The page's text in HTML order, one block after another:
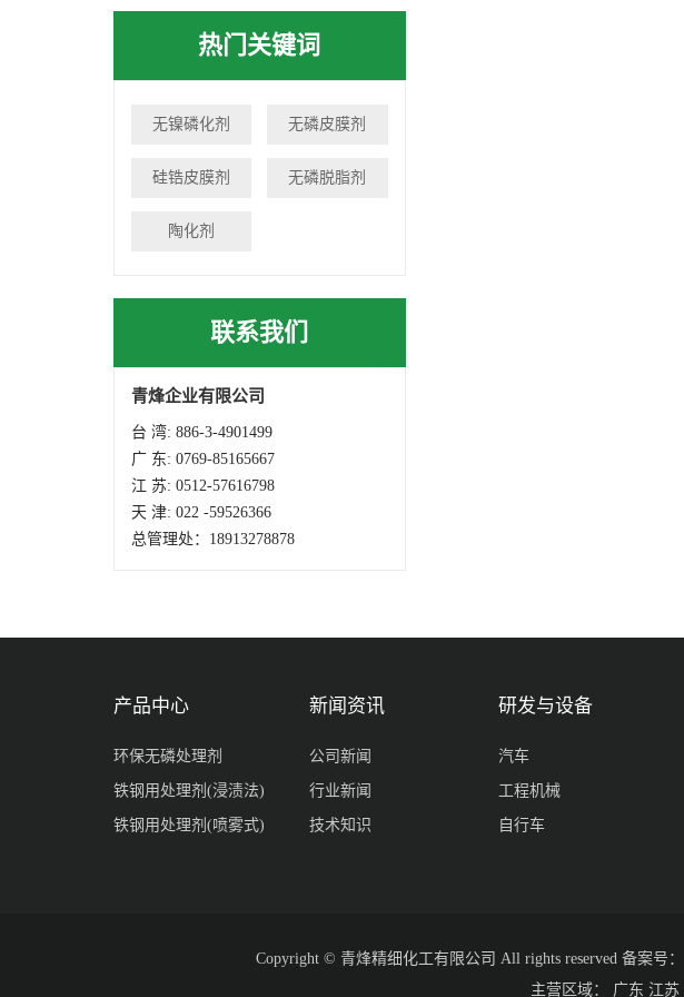
热门关键词
无镍磷化剂 无磷皮膜剂
硅锆皮膜剂 无磷脱脂剂
陶化剂
联系我们
青烽企业有限公司
台 湾: 886-3-4901499
广 东: 0769-85165667
江 苏: 0512-57616798
天 津: 022 -59526366
总管理处：18913278878
产品中心
环保无磷处理剂
铁钢用处理剂(浸渍法)
铁钢用处理剂(喷雾式)
新闻资讯
公司新闻
行业新闻
技术知识
研发与设备
汽车
工程机械
自行车
Copyright © 青烽精细化工有限公司 All rights reserved 备案号：
主营区域： 广东 江苏